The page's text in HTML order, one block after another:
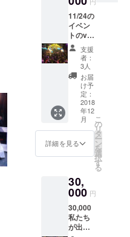
場の際
はチ
ケット
とは別
に1500
円の
DOOR
代が必
要に
なって
きま
す。ご
了承く
ださ
い。
うな内
容はお
受けで
きませ
ん。 ※
フォ
ローし
たら最
低３か
月間は
解除し
ませ
ん。
11/24の
イベン
トのvip
席を利
用いた
だけま
す(シャ
ンパン1
本つき)
イベン
トチ
ケット
＊イベ
ントチ
ケット
に関し
イベン
トご来
場時に
支援者
さまの
お名前
支援
者：
3人
お届
け予
定：
2018
年12
月
詳細を見る
こ
の
リ
タ
ー
ン
を
選
択
す
る
30,
000 円
30,000
私たち
が出来